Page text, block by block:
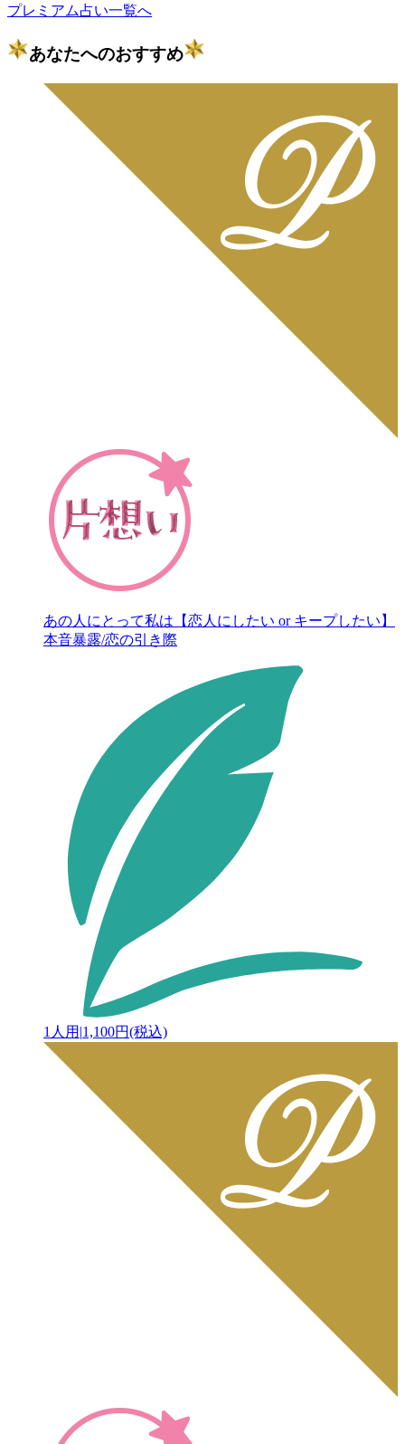
プレミアム占い一覧へ
あなたへのおすすめ
あの人にとって私は【恋人にしたい or キープしたい】
本音暴露/恋の引き際
1人用 |1,100円(税込)